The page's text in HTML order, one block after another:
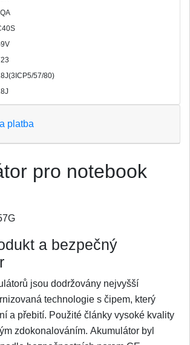
57/80)
platba
pro notebook
a bezpečný
jsou dodržovány nejvyšší
technologie s čipem, který
a přebití. Použité články vysoké kvality
zdokonalováním. Akumulátor byl